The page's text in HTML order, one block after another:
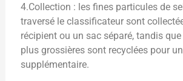
4.Collection : les fines particules de
traversé le classificateur sont
récipient ou un sac séparé, tandis
plus grossières sont recyclées pour
supplémentaire.